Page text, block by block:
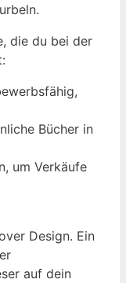
die du bei der
Bücher in
um Verkäufe
Design. Ein
auf dein